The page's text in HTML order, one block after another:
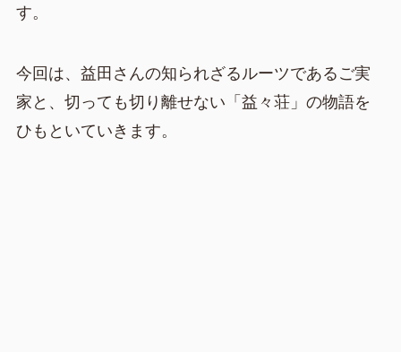
す。
今回は、益田さんの知られざるルーツであるご実
家と、切っても切り離せない「益々荘」の物語を
ひもといていきます。